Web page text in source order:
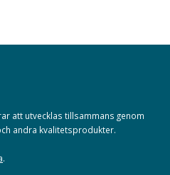
att utvecklas tillsammans genom
andra kvalitetsprodukter.
.